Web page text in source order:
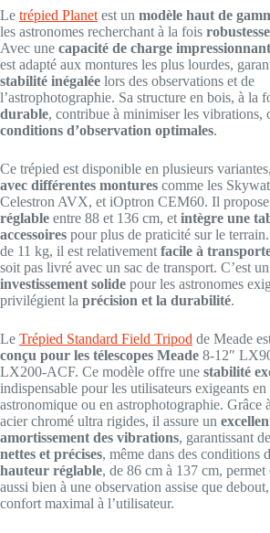
Le trépied Planetest un modèle haut de
les astronomes recherchant à la fois
Avec une capacité de charge
est adapté aux montures les plus lourdes,
stabilité inégalée lors des observations et de
l’astrophotographie. Sa structure en bois, à la
durable, contribue à minimiser les vibrations,
conditions d’observation optimales.
Ce trépied est disponible en plusieurs variantes,
avec différentes montures comme les
Celestron AVX, et iOptron CEM60. Il
réglable entre 88 et 136 cm, etintègre une
accessoires pour plus de praticité sur le
de 11 kg, il est relativementfacile à
soit pas livré avec un sac de transport. C’est un
investissement solide pour les astronomes
privilégient la précision et la durabilité.
Le Trépied Standard Field Tripod de Meade
conçu pour les télescopes Meade 8-12″
LX200-ACF. Ce modèle offre une stabilité
indispensable pour les utilisateurs exigeants
astronomique ou en astrophotographie. Grâce
acier chromé ultra rigides, il assure un
amortissement des vibrations, garantissant
nettes et précises, même dans des conditions
hauteur réglable, de 86 cm à 137 cm, permet
aussi bien à une observation assise que
confort maximal à l’utilisateur.